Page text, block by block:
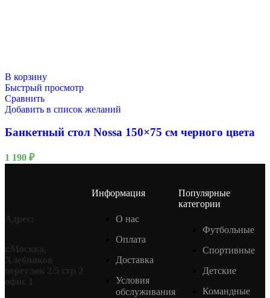
В корзину
Быстрый просмотр
Сравнить
Добавить в список желаний
Банкетный стол Nossa 150×75 см черного цвета
1 190 ₽
Информация
О нас
Оплата
Доставка
Условия
обслуживания
Популярные
категории
Футбольные
Спортивные
Детские
Командные